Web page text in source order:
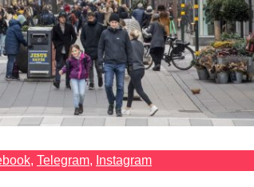
, Telegram, Instagram